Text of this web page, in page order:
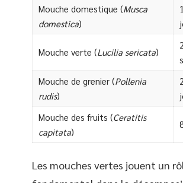
Mouche domestique (Musca
domestica)
Mouche verte (Lucilia sericata)
Mouche de grenier (Pollenia
rudis)
Mouche des fruits (Ceratitis
capitata)
Les mouches vertes jouent un